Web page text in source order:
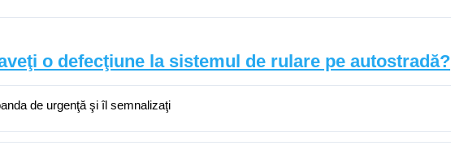
o defecţiune la sistemul de rulare pe autostradă?
de urgenţă şi îl semnalizaţi